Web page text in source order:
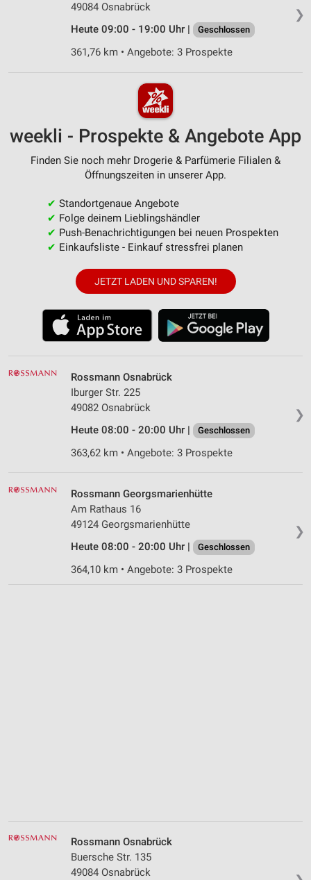
❯
49084 Osnabrück
Heute 09:00 - 19:00 Uhr |
Geschlossen
361,76 km • Angebote: 3 Prospekte
weekli - Prospekte & Angebote App
Finden Sie noch mehr Drogerie & Parfümerie Filialen &
Öffnungszeiten in unserer App.
✔ Standortgenaue Angebote
✔ Folge deinem Lieblingshändler
✔ Push-Benachrichtigungen bei neuen Prospekten
✔ Einkaufsliste - Einkauf stressfrei planen
JETZT LADEN UND SPAREN!
❯
Rossmann Osnabrück
Iburger Str. 225
49082 Osnabrück
Heute 08:00 - 20:00 Uhr |
Geschlossen
363,62 km • Angebote: 3 Prospekte
❯
Rossmann Georgsmarienhütte
Am Rathaus 16
49124 Georgsmarienhütte
Heute 08:00 - 20:00 Uhr |
Geschlossen
364,10 km • Angebote: 3 Prospekte
Rossmann Osnabrück
Buersche Str. 135
49084 Osnabrück